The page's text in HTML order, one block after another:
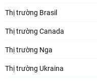
Thị trường Brasil
Thị trường Canada
Thị trường Nga
Thị trường Ukraina